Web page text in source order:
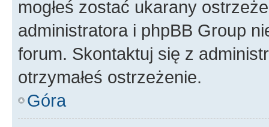
mogłeś zostać ukarany
administratora i phpBB Group
forum. Skontaktuj się z
otrzymałeś ostrzeżenie.
Góra